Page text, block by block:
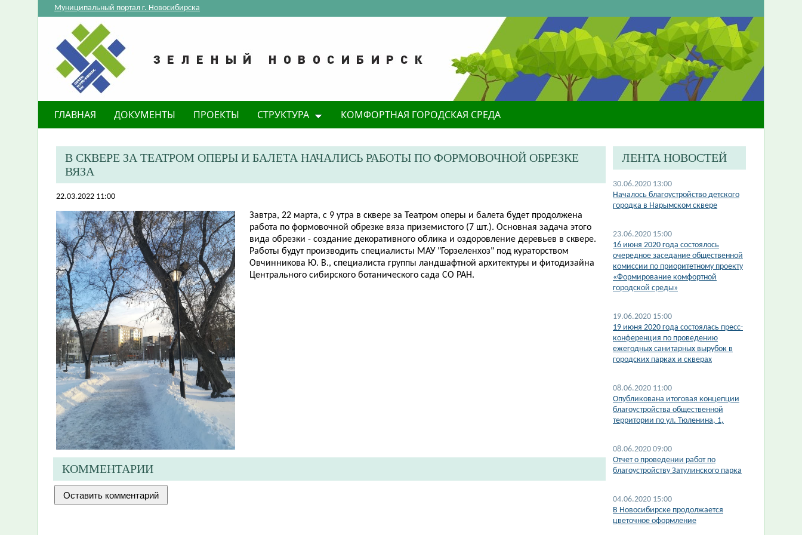
Муниципальный портал г. Новосибирска
ГЛАВНАЯ ДОКУМЕНТЫ ПРОЕКТЫ СТРУКТУРА КОМФОРТНАЯ ГОРОДСКАЯ СРЕДА
В СКВЕРЕ ЗА ТЕАТРОМ ОПЕРЫ И БАЛЕТА НАЧАЛИСЬ РАБОТЫ ПО ФОРМОВОЧНОЙ ОБРЕЗКЕ
ВЯЗА
22.03.2022 11:00
Завтра, 22 марта, с 9 утра в сквере за Театром оперы и балета будет продолжена
работа по формовочной обрезке вяза приземистого (7 шт.). Основная задача этого
вида обрезки - создание декоративного облика и оздоровление деревьев в сквере.
Работы будут производить специалисты МАУ "Горзеленхоз" под кураторством
Овчинникова Ю. В., специалиста группы ландшафтной архитектуры и фитодизайна
Центрального сибирского ботанического сада СО РАН.
КОММЕНТАРИИ
ЛЕНТА НОВОСТЕЙ
30.06.2020 13:00
Началось благоустройство детского
городка в Нарымском сквере
23.06.2020 15:00
​16 июня 2020 года состоялось
очередное заседание общественной
комиссии по приоритетному проекту
«Формирование комфортной
городской среды»
19.06.2020 15:00
19 июня 2020 года состоялась пресс-
конференция по проведению
ежегодных санитарных вырубок в
городских парках и скверах
08.06.2020 11:00
Опубликована итоговая концепции
благоустройства общественной
территории по ул. Тюленина, 1,
08.06.2020 09:00
Отчет о проведении работ по
благоустройству Затулинского парка
04.06.2020 15:00
В Новосибирске продолжается
цветочное оформление